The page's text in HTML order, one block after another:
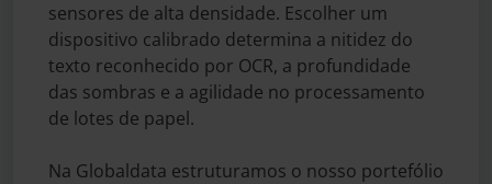
sensores de alta densidade. Escolher um
dispositivo calibrado determina a nitidez do
texto reconhecido por OCR, a profundidade
das sombras e a agilidade no processamento
de lotes de papel.
Na Globaldata estruturamos o nosso portefólio